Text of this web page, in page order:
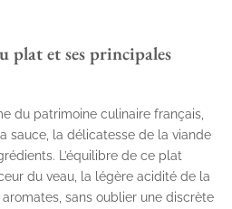
plat et ses principales
du patrimoine culinaire français,
sauce, la délicatesse de la viande
L’équilibre de ce plat
du veau, la légère acidité de la
sans oublier une discrète